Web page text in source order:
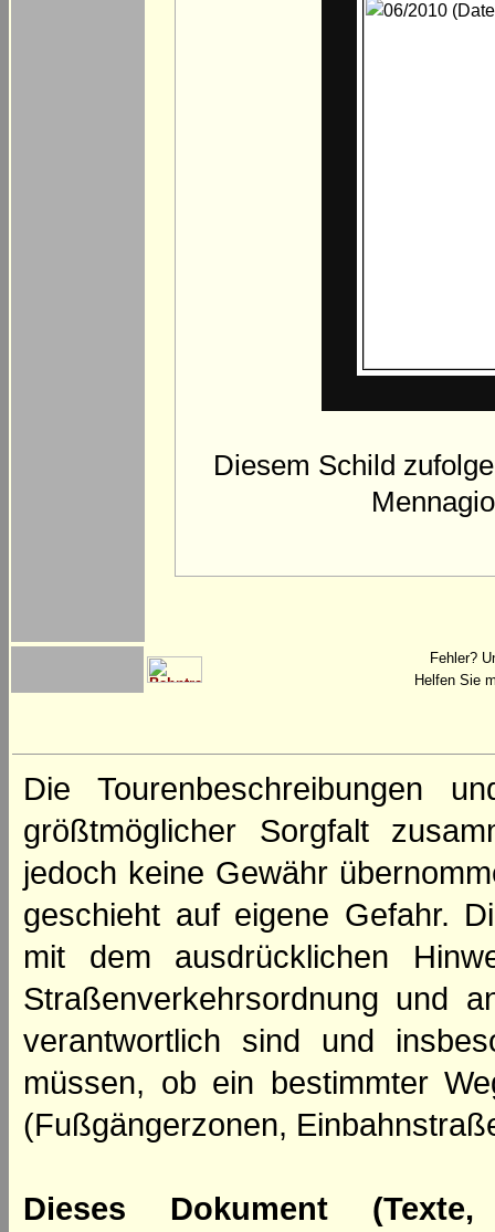
Diesem Schild
Fehler?
Helfen Sie
Die Tourenbeschreibungen
größtmöglicher Sorgfalt
jedoch keine Gewähr
geschieht auf eigene Gefahr.
mit dem ausdrücklichen
Straßenverkehrsordnung und
verantwortlich sind und
müssen, ob ein bestimmter
(Fußgängerzonen,
Dieses Dokument